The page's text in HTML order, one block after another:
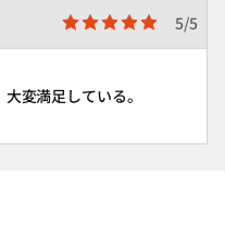
5/5
変満足している。